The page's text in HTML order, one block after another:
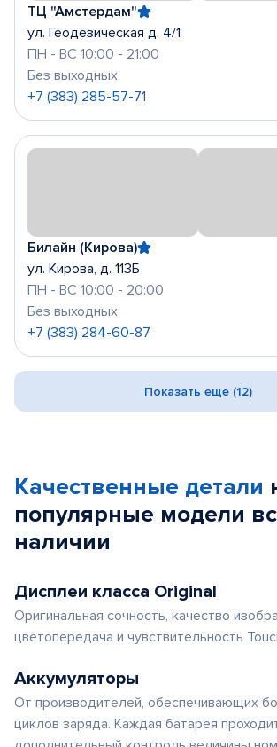
ТЦ "Амстердам"
ул. Геодезическая д. 4/1
ПН - ВС 10:00 - 21:00
Без выходных
+7 (383) 285-57-71
Билайн (Кирова)
ул. Кирова, д. 113Б
ПН - ВС 10:00 - 20:00
Без выходных
+7 (383) 284-60-87
Показать еще (12)
Качественные детали
популярные модели
наличии
Дисплеи класса Original
Оригинальная сочность, качество
цветопередача и чувствительность
Аккумуляторы
От производителей, обеспечивающих
циклов заряда. Каждая батарея